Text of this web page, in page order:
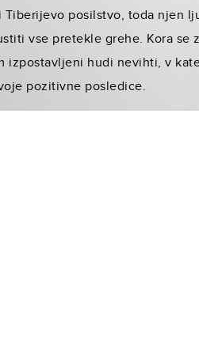
posilstvo, toda njen
vse pretekle grehe. Kora se
izpostavljeni hudi nevihti, v
pozitivne posledice.